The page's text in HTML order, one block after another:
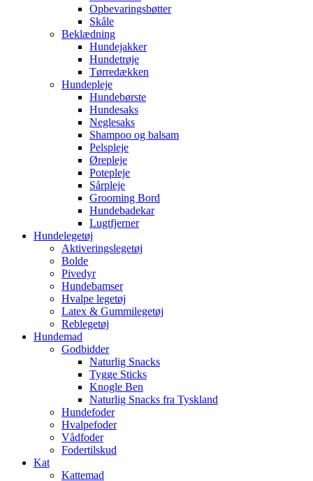
Opbevaringsbøtter
Skåle
Beklædning
Hundejakker
Hundetrøje
Tørredækken
Hundepleje
Hundebørste
Hundesaks
Neglesaks
Shampoo og balsam
Pelspleje
Ørepleje
Potepleje
Sårpleje
Grooming Bord
Hundebadekar
Lugtfjerner
Hundelegetøj
Aktiveringslegetøj
Bolde
Pivedyr
Hundebamser
Hvalpe legetøj
Latex & Gummilegetøj
Reblegetøj
Hundemad
Godbidder
Naturlig Snacks
Tygge Sticks
Knogle Ben
Naturlig Snacks fra Tyskland
Hundefoder
Hvalpefoder
Vådfoder
Fodertilskud
Kat
Kattemad